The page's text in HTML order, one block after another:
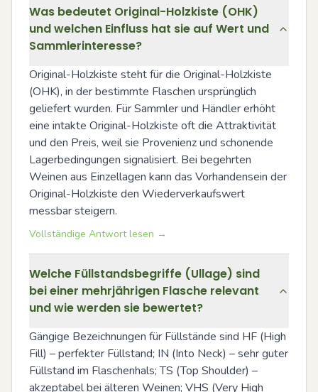
Was bedeutet Original-Holzkiste (OHK)
und welchen Einfluss hat sie auf Wert und
Sammlerinteresse?
Original-Holzkiste steht für die Original-Holzkiste
(OHK), in der bestimmte Flaschen ursprünglich
geliefert wurden. Für Sammler und Händler erhöht
eine intakte Original-Holzkiste oft die Attraktivität
und den Preis, weil sie Provenienz und schonende
Lagerbedingungen signalisiert. Bei begehrten
Weinen aus Einzellagen kann das Vorhandensein der
Original-Holzkiste den Wiederverkaufswert
messbar steigern.
Vollständige Antwort lesen →
Welche Füllstandsbegriffe (Ullage) sind
bei einer mehrjährigen Flasche relevant
und wie werden sie bewertet?
Gängige Bezeichnungen für Füllstände sind HF (High
Fill) – perfekter Füllstand; IN (Into Neck) – sehr guter
Füllstand im Flaschenhals; TS (Top Shoulder) –
akzeptabel bei älteren Weinen; VHS (Very High